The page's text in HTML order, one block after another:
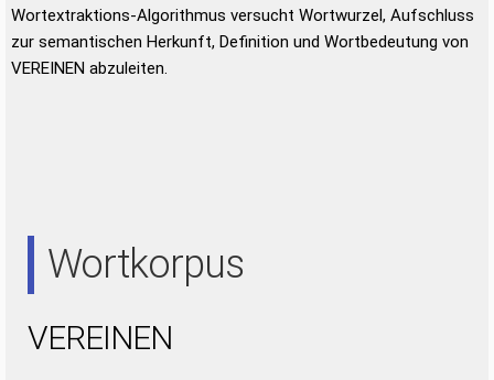
Wortextraktions-Algorithmus versucht Wortwurzel, Aufschluss
zur semantischen Herkunft, Definition und Wortbedeutung von
VEREINEN abzuleiten.
Wortkorpus
VEREINEN